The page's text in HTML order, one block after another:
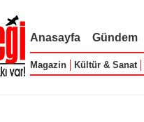
Anasayfa Gündem
Magazin Kültür & Sanat